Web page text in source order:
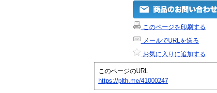
このページを印刷する
メールでURLを送る
お気に入りに追加する
このページのURL
https://plth.me/41000247